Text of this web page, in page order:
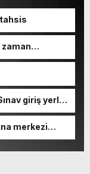
giriş yerleri
merkezi